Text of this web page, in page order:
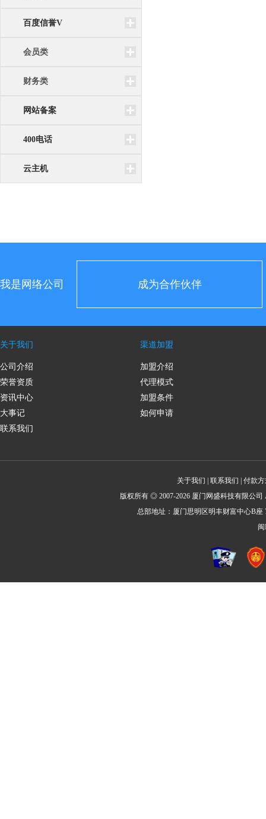
百度信誉V
会员类
财务类
网站备案
400电话
云主机
我是网络公司 成为合作伙伴
关于我们
公司介绍
荣誉资质
资讯中心
大事记
联系我们
渠道加盟
加盟介绍
代理模式
加盟条件
如何申请
关于我们 联系我们
付款
版权所有 ◎ 2007-2026 厦门网盛科技有限公司
总部地址：厦门思明区明丰财富中心B座